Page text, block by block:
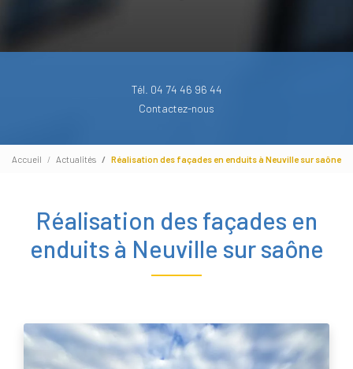
Tél. 04 74 46 96 44
Contactez-nous
Accueil Actualités Réalisation des façades en enduits à Neuville sur saône
Réalisation des façades en
enduits à Neuville sur saône